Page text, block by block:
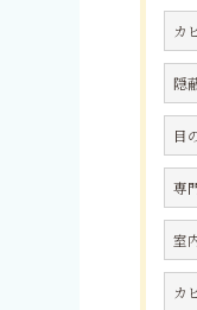
カ
隠
目
専
室
カ